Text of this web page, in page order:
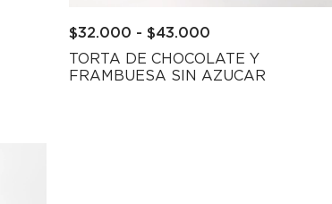
$32.000 - $43.000
TORTA DE CHOCOLATE Y
FRAMBUESA SIN AZUCAR